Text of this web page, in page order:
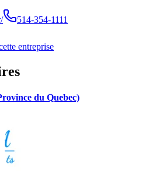
514-354-1111
entreprise
du Quebec)